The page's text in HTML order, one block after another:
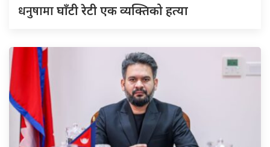
धनुषामाघाँटी रेटी एक व्यक्तिको हत्या